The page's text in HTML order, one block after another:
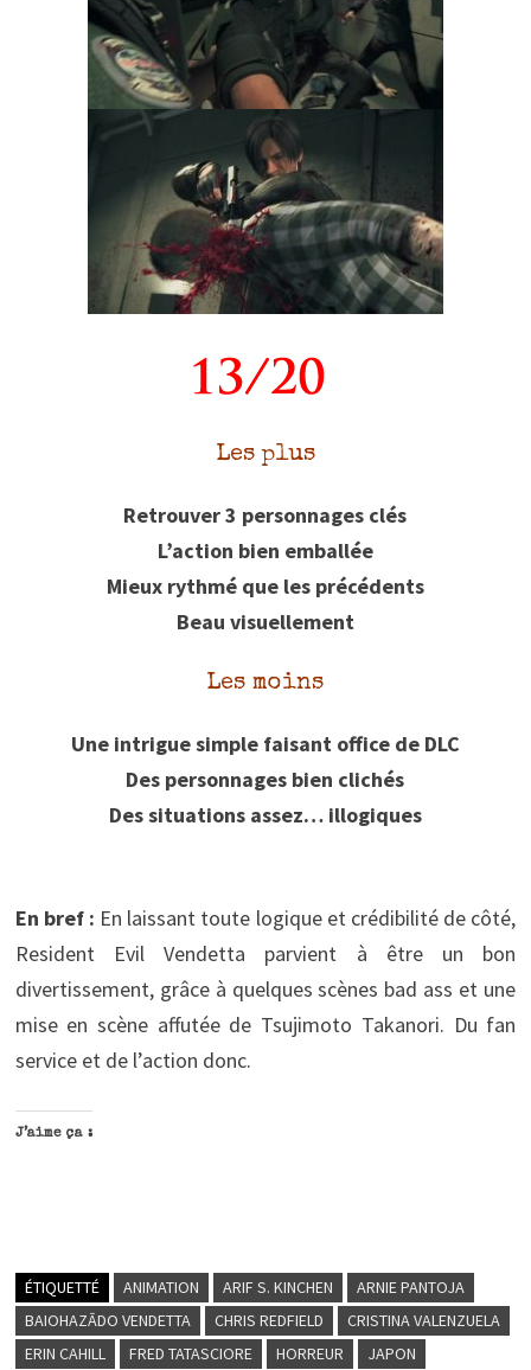
Les plus
Retrouver 3 personnages clés
L’action bien emballée
Mieux rythmé que les précédents
Beau visuellement
Les moins
Une intrigue simple faisant office de DLC
Des personnages bien clichés
Des situations assez… illogiques
En bref : En laissant toute logique et crédibilité de côté,
Resident Evil Vendetta parvient à être un bon
divertissement, grâce à quelques scènes bad ass et une
mise en scène affutée de Tsujimoto Takanori. Du fan
service et de l’action donc.
J’aime ça :
ÉTIQUETTÉ ANIMATION ARIF S. KINCHEN
ARNIE PANTOJA
BAIOHAZĀDO VENDETTA
CHRIS REDFIELD
CRISTINA VALENZUELA
ERIN CAHILL
FRED TATASCIORE HORREUR
JAPON